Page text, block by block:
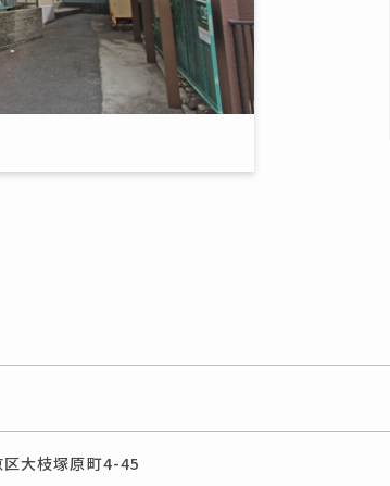
大枝塚原町4-45